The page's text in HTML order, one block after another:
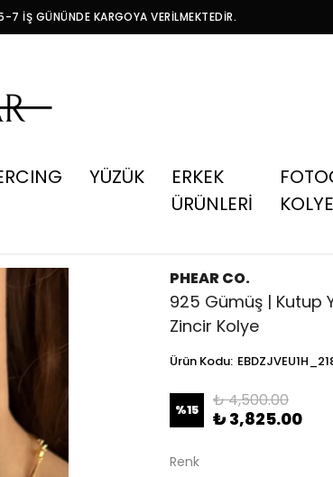
7 İŞ GÜNÜNDE KARGOYA VERİLMEKTEDİR.
YÜZÜK
ERKEK
ÜRÜNLERİ
KOLYE
PHEAR CO.
925 Gümüş | Kutup
Zincir Kolye
Ürün Kodu:
%15 ₺ 4,500.00
₺ 3,825.00
Renk